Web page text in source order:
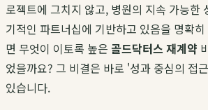
로젝트에 그치지 않고, 병원의 지속 가능한
기적인 파트너십에 기반하고 있음을 명확
면 무엇이 이토록 높은 골드닥터스 재계약
었을까요? 그 비결은 바로 '성과 중심의 접
있습니다.